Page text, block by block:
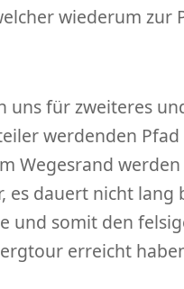
wiederum zur
uns für zweiteres
werdenden Pfad
Wegesrand
es dauert nicht lang
und somit den
erreicht